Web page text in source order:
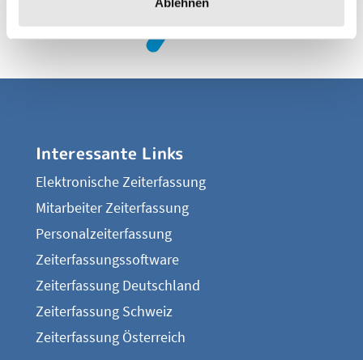
Interessante Links
Elektronische Zeiterfassung
Mitarbeiter Zeiterfassung
Personalzeiterfassung
Zeiterfassungssoftware
Zeiterfassung Deutschland
Zeiterfassung Schweiz
Zeiterfassung Österreich